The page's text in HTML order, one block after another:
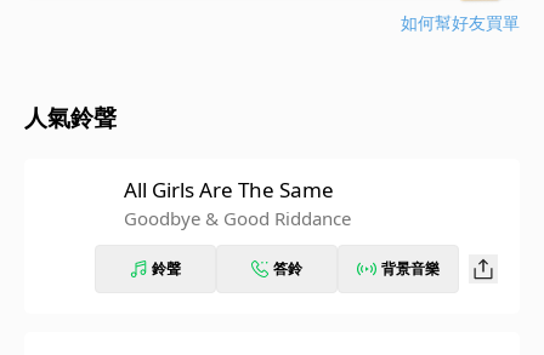
如何幫好友買單
人氣鈴聲
All Girls Are The Same
Goodbye & Good Riddance
鈴聲 答鈴 背景音樂